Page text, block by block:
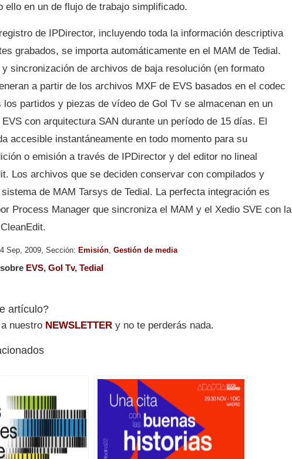
ello en un de flujo de trabajo simplificado.
de IPDirector, incluyendo toda la información descriptiva
grabados, se importa automáticamente en el MAM de Tedial.
y sincronización de archivos de baja resolución (en formato
a partir de los archivos MXF de EVS basados en el codec
los partidos y piezas de vídeo de Gol Tv se almacenan en un
con arquitectura SAN durante un período de 15 días. El
accesible instantáneamente en todo momento para su
o emisión a través de IPDirector y del editor no lineal
Los archivos que se deciden conservar con compilados y
de MAM Tarsys de Tedial. La perfecta integración es
Process Manager que sincroniza el MAM y el Xedio SVE con la
, 4 Sep, 2009, Sección: Emisión Gestión de media
EVS, Gol Tv, Tedial
artículo?
nuestro NEWSLETTER y no te perderás nada.